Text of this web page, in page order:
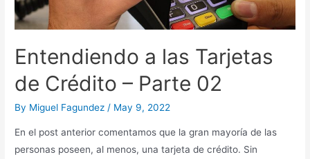
Entendiendo a las Tarjetas
de Crédito – Parte 02
By Miguel Fagundez / May 9, 2022
En el post anterior comentamos que la gran mayoría de las
personas poseen, al menos, una tarjeta de crédito. Sin